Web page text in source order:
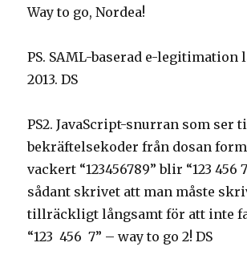
Way to go, Nordea!
PS. SAML-baserad e-legitimation
2013. DS
PS2. JavaScript-snurran som ser
bekräftelsekoder från dosan
vackert “123456789” blir “123 456
sådant skrivet att man måste
tillräckligt långsamt för att inte
“123 456 7” – way to go 2! DS